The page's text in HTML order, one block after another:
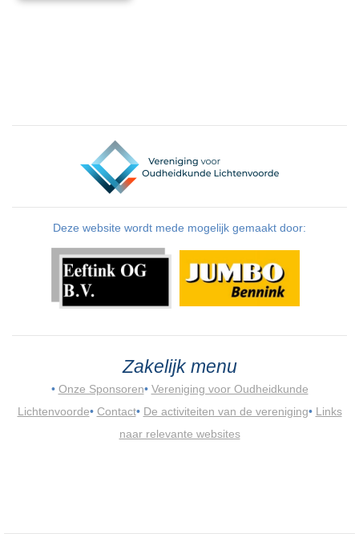
Deze website wordt mede mogelijk gemaakt door:
Zakelijk menu
• Onze Sponsoren• Vereniging voor Oudheidkunde
Lichtenvoorde• Contact• De activiteiten van de vereniging• Links
naar relevante websites